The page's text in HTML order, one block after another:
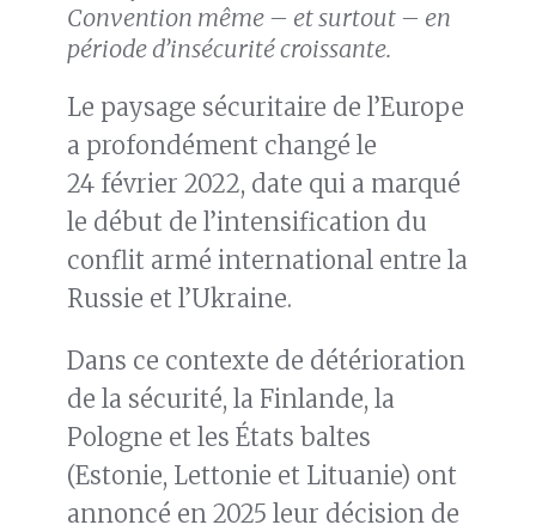
Convention même – et surtout – en
période d’insécurité croissante.
Le paysage sécuritaire de l’Europe
a profondément changé le
24 février 2022, date qui a marqué
le début de l’intensification du
conflit armé international entre la
Russie et l’Ukraine.
Dans ce contexte de détérioration
de la sécurité, la Finlande, la
Pologne et les États baltes
(Estonie, Lettonie et Lituanie) ont
annoncé en 2025 leur décision de